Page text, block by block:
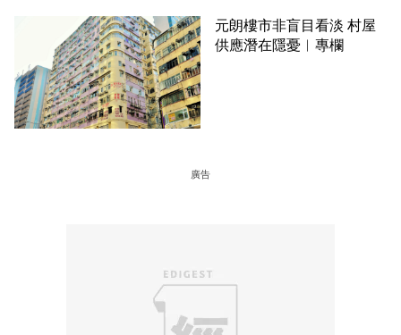
元朗樓市非盲目看淡 村屋
供應潛在隱憂︳專欄
廣告